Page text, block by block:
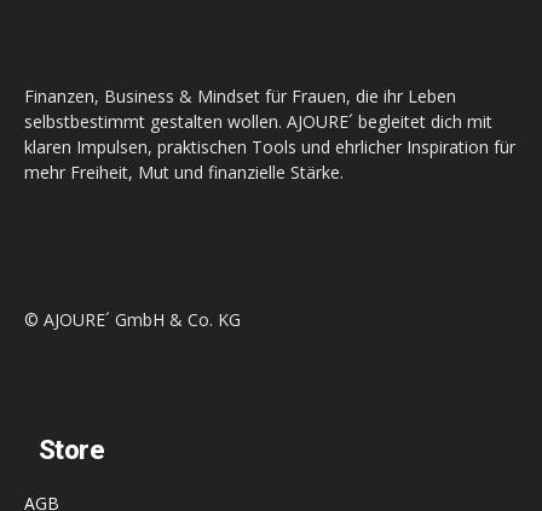
Finanzen, Business & Mindset für Frauen, die ihr Leben
selbstbestimmt gestalten wollen. AJOURE´ begleitet dich mit
klaren Impulsen, praktischen Tools und ehrlicher Inspiration für
mehr Freiheit, Mut und finanzielle Stärke.
© AJOURE´ GmbH & Co. KG
Store
AGB